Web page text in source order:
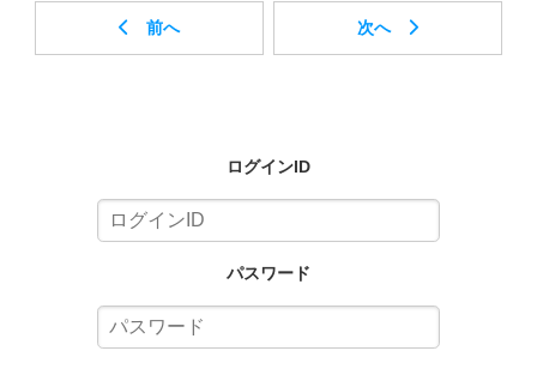
ログインID
パスワード